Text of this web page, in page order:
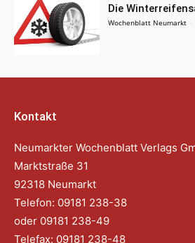
Die
Wochenblatt Neumarkt -
Kontakt
Neumarkter Wochenblatt Verlags
Marktstraße 31
92318 Neumarkt
Telefon: 09181 238-38
oder 09181 238-49
Telefax: 09181 238-48